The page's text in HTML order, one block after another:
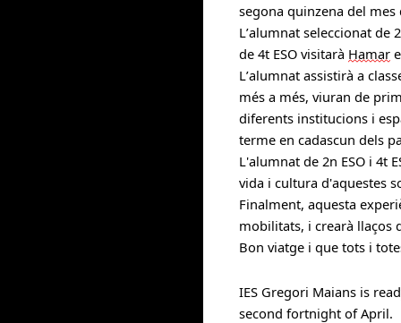
segona quinzena del mes
L’alumnat seleccionat de
de 4t ESO visitarà Hamar
L’alumnat assistirà a
més a més, viuran de
diferents institucions i
terme en cadascun dels
L'alumnat de 2n ESO i 4t
vida i cultura d'aquestes
Finalment, aquesta
mobilitats, i crearà llaços
Bon viatge i que tots i
IES Gregori Maians is
second fortnight of April.